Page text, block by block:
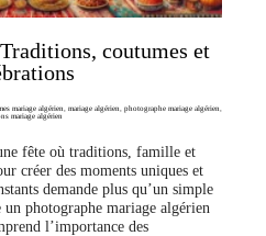
coutumes et
mariage algérien, mariage algérien, photographe mariage algérien,
mariage algérien
fête où traditions, famille et
créer des moments uniques et
demande plus qu’un simple
un photographe mariage algérien
l’importance des